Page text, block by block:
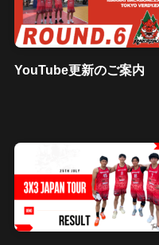
YouTube更新のご案内